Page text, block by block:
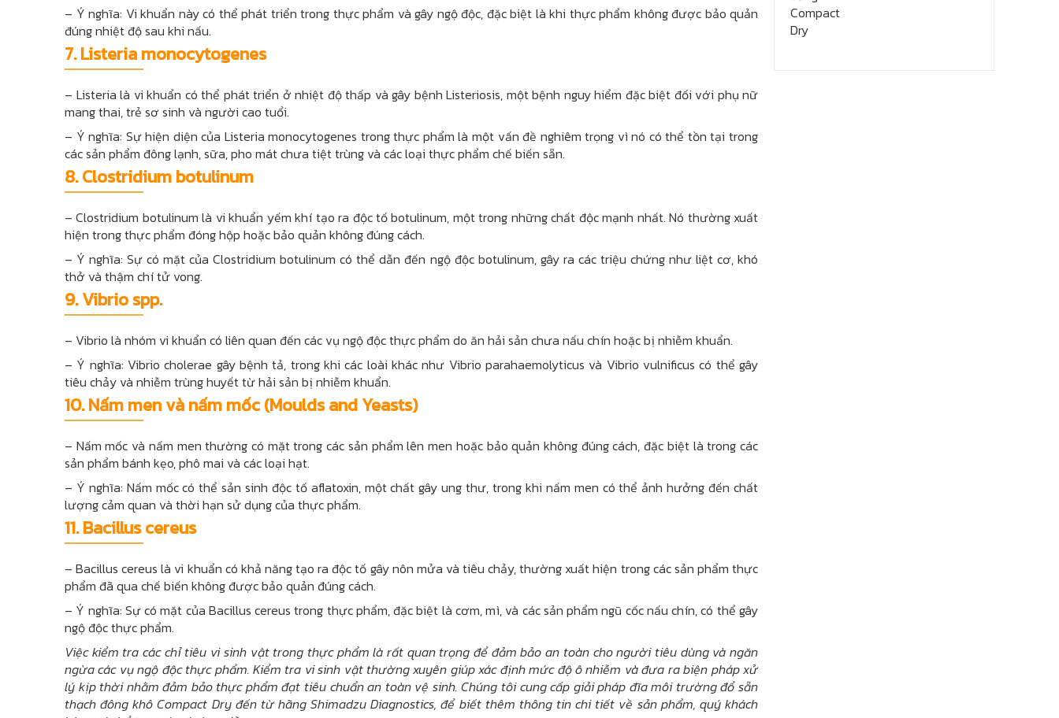
– Ý nghĩa: Vi khuẩn này có thể phát triển trong thực phẩm và gây ngộ độc, đặc biệt là khi thực phẩm không được bảo quản
đúng nhiệt độ sau khi nấu.
7.Listeria monocytogenes
– Listeria là vi khuẩn có thể phát triển ở nhiệt độ thấp và gây bệnh Listeriosis, một bệnh nguy hiểm đặc biệt đối với phụ nữ
mang thai, trẻ sơ sinh và người cao tuổi.
– Ý nghĩa: Sự hiện diện của Listeria monocytogenes trong thực phẩm là một vấn đề nghiêm trọng vì nó có thể tồn tại trong
các sản phẩm đông lạnh, sữa, pho mát chưa tiệt trùng và các loại thực phẩm chế biến sẵn.
8.Clostridium botulinum
– Clostridium botulinum là vi khuẩn yếm khí tạo ra độc tố botulinum, một trong những chất độc mạnh nhất. Nó thường xuất
hiện trong thực phẩm đóng hộp hoặc bảo quản không đúng cách.
– Ý nghĩa: Sự có mặt của Clostridium botulinum có thể dẫn đến ngộ độc botulinum, gây ra các triệu chứng như liệt cơ, khó
thở và thậm chí tử vong.
9.Vibrio spp.
– Vibrio là nhóm vi khuẩn có liên quan đến các vụ ngộ độc thực phẩm do ăn hải sản chưa nấu chín hoặc bị nhiễm khuẩn.
– Ý nghĩa: Vibrio cholerae gây bệnh tả, trong khi các loài khác như Vibrio parahaemolyticus và Vibrio vulnificus có thể gây
tiêu chảy và nhiễm trùng huyết từ hải sản bị nhiễm khuẩn.
10.Nấm men và nấm mốc (Moulds and Yeasts)
– Nấm mốc và nấm men thường có mặt trong các sản phẩm lên men hoặc bảo quản không đúng cách, đặc biệt là trong các
sản phẩm bánh kẹo, phô mai và các loại hạt.
– Ý nghĩa: Nấm mốc có thể sản sinh độc tố aflatoxin, một chất gây ung thư, trong khi nấm men có thể ảnh hưởng đến chất
lượng cảm quan và thời hạn sử dụng của thực phẩm.
11.Bacillus cereus
– Bacillus cereus là vi khuẩn có khả năng tạo ra độc tố gây nôn mửa và tiêu chảy, thường xuất hiện trong các sản phẩm thực
phẩm đã qua chế biến không được bảo quản đúng cách.
– Ý nghĩa: Sự có mặt của Bacillus cereus trong thực phẩm, đặc biệt là cơm, mì, và các sản phẩm ngũ cốc nấu chín, có thể gây
ngộ độc thực phẩm.
Việc kiểm tra các chỉ tiêu vi sinh vật trong thực phẩm là rất quan trọng để đảm bảo an toàn cho người tiêu dùng và ngăn
ngừa các vụ ngộ độc thực phẩm. Kiểm tra vi sinh vật thường xuyên giúp xác định mức độ ô nhiễm và đưa ra biện pháp xử
lý kịp thời nhằm đảm bảo thực phẩm đạt tiêu chuẩn an toàn vệ sinh. Chúng tôi cung cấp giải pháp đĩa môi trường đổ sẵn
thạch đông khô Compact Dry đến từ hãng Shimadzu Diagnostics, để biết thêm thông tin chi tiết về sản phẩm, quý khách